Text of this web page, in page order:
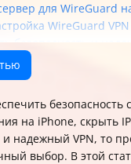
для WireGuard
WireGuard
безопасность и
iPhone?
WireGuard VPN не
что WireGuard VPN на
безопасность
на iPhone, скрыть
надежный VPN, то
выбор. В этой